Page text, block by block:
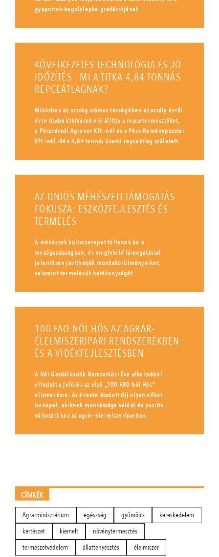
gyapottok-bagolylepke gradációjának.
KÖVETKEZETES TECHNOLÓGIA ÉS JÓ
IDŐZÍTÉS - MI A TITKA 4,84 TONNÁS
REPCEÁTLAGNAK?
Miközben az ország számos térségében az aszály évről
évre újabb kihívások elé állítja a repcetermesztőket,
a Pécsváradi Agrover Kft.-nél és a Pécs-Reménypusztai
Kft.-nél idén 4,84 tonnás üzemi repceátlag született.
AZ UNIÓS MÉHÉSZETI TÁMOGATÁS
FÓKUSZA: ESZKÖZFEJLESZTÉS ÉS
TERMELÉS
A méhészek kulcsszerepet töltenek be a
mezőgazdaságban, és megfelelő támogatással
jelentősen javíthatják munkakörülményeiket,
valamint termelésük hatékonyságát.
100 FAO NŐI HŐS AZ AGRÁR-
ÉLELMISZERIPARI RENDSZEREKBEN
ÉS A VIDÉKFEJLESZTÉSBEN
A Női Gazdálkodók Nemzetközi Éve alkalmából
elindult a jelölés az első „100 FAO Női Hős”
elismerésre. Az évente átadott díj olyan nőket
ünnepel, akiknek munkássága valódi és pozitív
változást hoz az agrár-élelmiszeriparban.
CÍMKÉK
Agrárminisztérium egészség gyümölcs
kereskedelem
kertészet
kiemelt
növénytermesztés
természetvédelem
állattenyésztés élelmiszer